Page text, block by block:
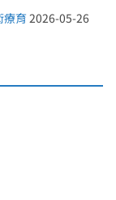
育 2026-05-26